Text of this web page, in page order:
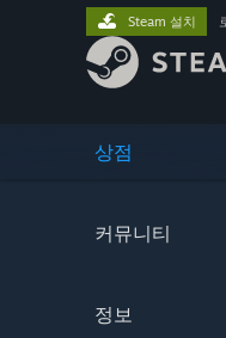
상점
커뮤니티
정보
Steam 설치